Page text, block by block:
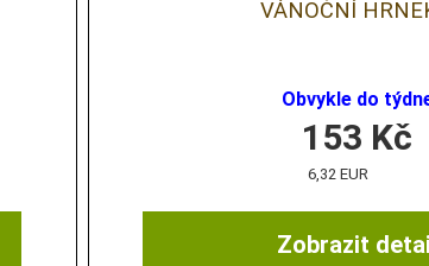
VÁNOČNÍ
Obvykle do
Zobrazit
153 Kč
6,32 EUR